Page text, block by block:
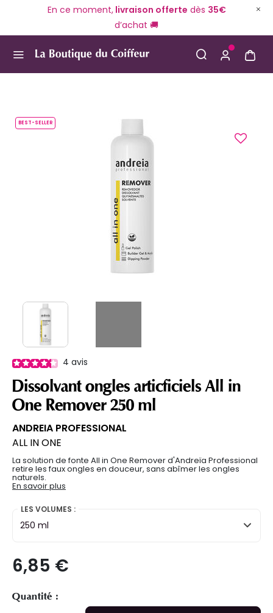
En ce moment,livraison offerte dès 35€
d’achat 🚚
BEST-SELLER
4 avis
Dissolvant ongles articficiels All in
One Remover 250 ml
ANDREIA PROFESSIONAL
ALL IN ONE
La solution de fonte All in One Remover d'Andreïa Professional
retire les faux ongles en douceur, sans abîmer les ongles
naturels.
En savoir plus
LES VOLUMES :
250 ml
6,85 €
Quantité :